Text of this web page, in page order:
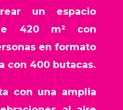
un espacio
420 m² con
en formato
con 400 butacas.
con una amplia